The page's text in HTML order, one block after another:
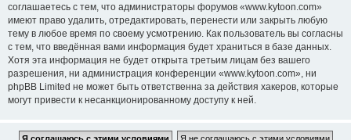
соглашаетесь с тем, что администраторы форумов «www.kytoon.com»
имеют право удалить, отредактировать, перенести или закрыть любую
тему в любое время по своему усмотрению. Как пользователь вы согласны
с тем, что введённая вами информация будет храниться в базе данных.
Хотя эта информация не будет открыта третьим лицам без вашего
разрешения, ни администрация конференции «www.kytoon.com», ни
phpBB Limited не может быть ответственна за действия хакеров, которые
могут привести к несанкционированному доступу к ней.